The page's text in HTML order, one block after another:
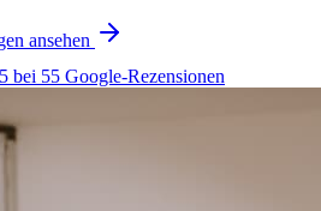
ansehen
bei 55 Google-Rezensionen